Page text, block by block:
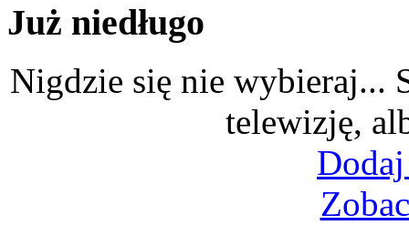
Już niedługo
Nigdzie się nie wybieraj...
telewizję,